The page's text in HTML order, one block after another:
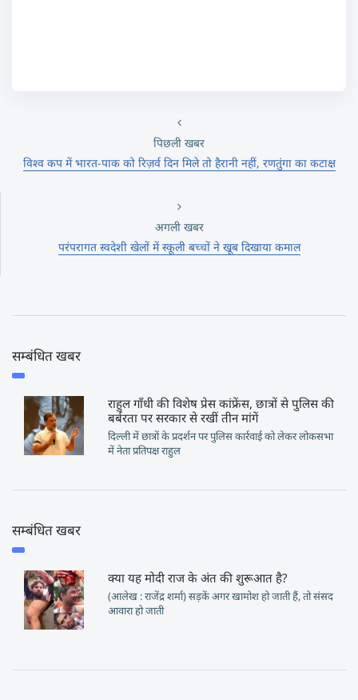
पिछली खबर
विश्व कप में भारत-पाक को रिज़र्व दिन मिले तो हैरानी नहीं, रणतुंगा का कटाक्ष
अगली खबर
परंपरागत स्वदेशी खेलों में स्कूली बच्चों ने खूब दिखाया कमाल
सम्बंधित खबर
राहुल गाँधी की विशेष प्रेस कांफ्रेंस, छात्रों से पुलिस की
बर्बरता पर सरकार से रखीं तीन मांगें
दिल्ली में छात्रों के प्रदर्शन पर पुलिस कार्रवाई को लेकर लोकसभा
में नेता प्रतिपक्ष राहुल
सम्बंधित खबर
क्या यह मोदी राज के अंत की शुरूआत है?
(आलेख : राजेंद्र शर्मा) सड़कें अगर खामोश हो जाती हैं, तो संसद
आवारा हो जाती